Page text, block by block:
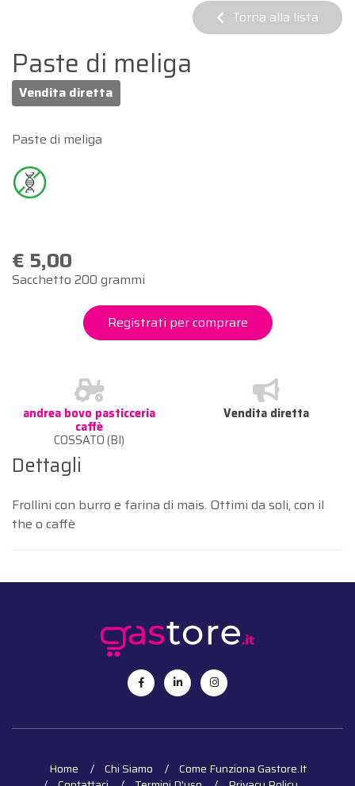
Torna alla lista
Paste di meliga
Vendita diretta
Paste di meliga
€ 5,00
Sacchetto 200 grammi
Registrati per comprare
andrea bovo pasticceria
caffè
COSSATO (BI)
Vendita diretta
Dettagli
Frollini con burro e farina di mais. Ottimi da soli, con il
the o caffè
Home Chi Siamo
Come Funziona Gastore.it